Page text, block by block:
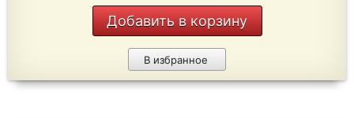
Добавить в корзину
В избранное